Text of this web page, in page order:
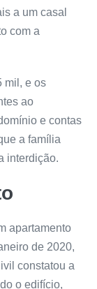
a um casal
com a
mil, e os
ao
e contas
a família
interdição.
apartamento
de 2020,
constatou a
o edifício,